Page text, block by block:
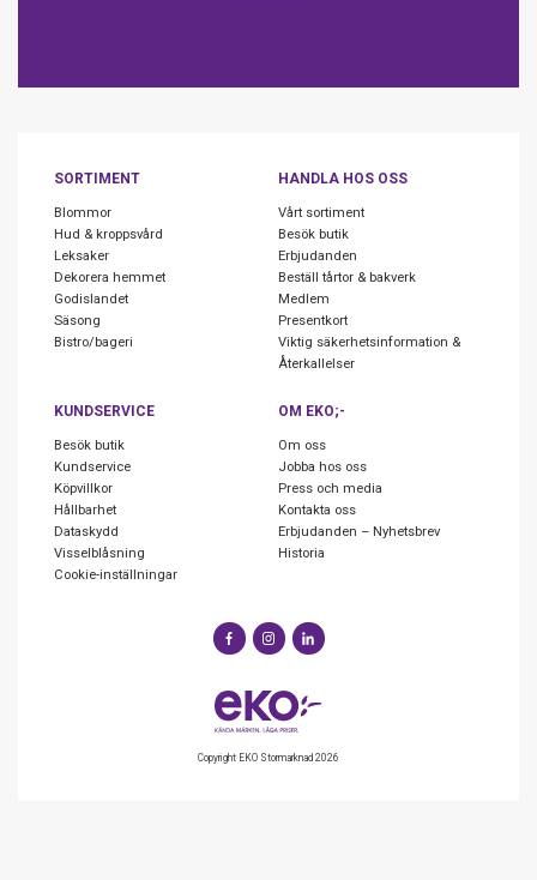
SORTIMENT
Blommor
Hud & kroppsvård
Leksaker
Dekorera hemmet
Godislandet
Säsong
Bistro/bageri
HANDLA HOS OSS
Vårt sortiment
Besök butik
Erbjudanden
Beställ tårtor & bakverk
Medlem
Presentkort
Viktig säkerhetsinformation &
Återkallelser
KUNDSERVICE
Besök butik
Kundservice
Köpvillkor
Hållbarhet
Dataskydd
Visselblåsning
Cookie-inställningar
OM EKO;-
Om oss
Jobba hos oss
Press och media
Kontakta oss
Erbjudanden – Nyhetsbrev
Historia
Copyright EKO Stormarknad 2026